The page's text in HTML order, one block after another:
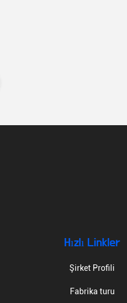
Hızlı Linkler
Şirket Profili
Fabrika turu